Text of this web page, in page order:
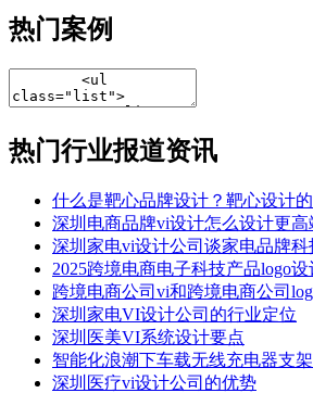
热门案例
热门行业报道资讯
什么是靶心品牌设计？靶心设计
深圳电商品牌vi设计怎么设计更高
深圳家电vi设计公司谈家电品牌
2025跨境电商电子科技产品logo
跨境电商公司vi和跨境电商公司
深圳家电VI设计公司的行业定位
深圳医美VI系统设计要点
智能化浪潮下车载无线充电器支
深圳医疗vi设计公司的优势